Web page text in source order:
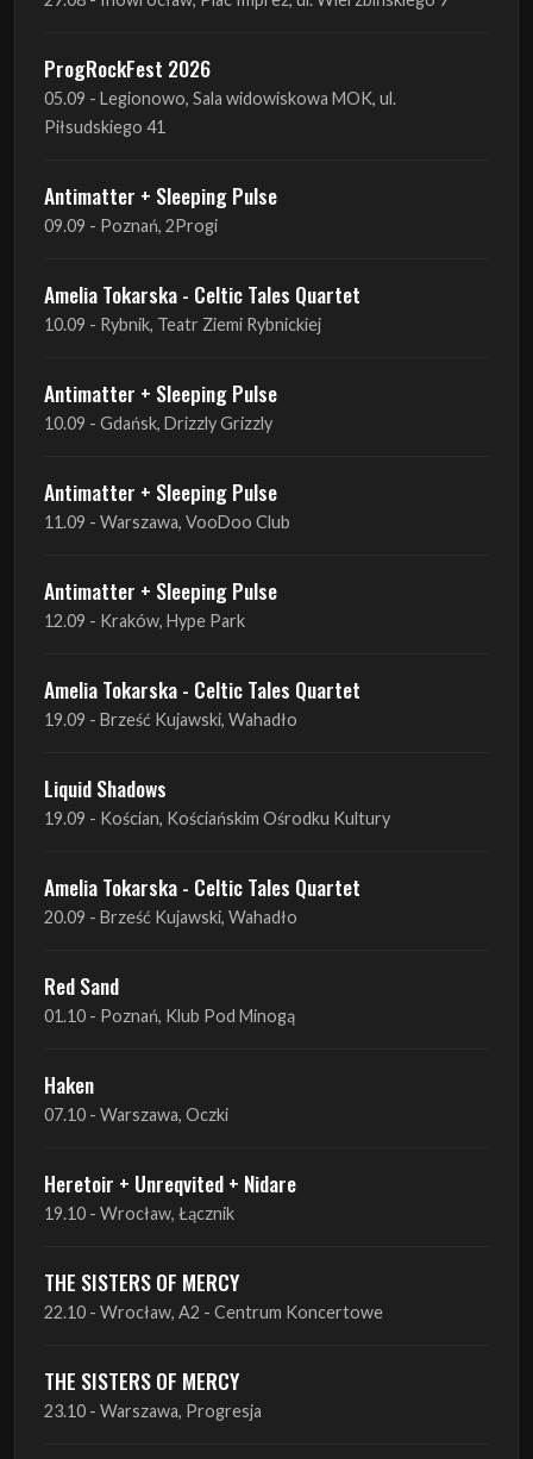
ProgRockFest 2026
05.09 - Legionowo, Sala widowiskowa MOK, ul.
Piłsudskiego 41
Antimatter + Sleeping Pulse
09.09 - Poznań, 2Progi
Amelia Tokarska - Celtic Tales Quartet
10.09 - Rybnik, Teatr Ziemi Rybnickiej
Antimatter + Sleeping Pulse
10.09 - Gdańsk, Drizzly Grizzly
Antimatter + Sleeping Pulse
11.09 - Warszawa, VooDoo Club
Antimatter + Sleeping Pulse
12.09 - Kraków, Hype Park
Amelia Tokarska - Celtic Tales Quartet
19.09 - Brześć Kujawski, Wahadło
Liquid Shadows
19.09 - Kościan, Kościańskim Ośrodku Kultury
Amelia Tokarska - Celtic Tales Quartet
20.09 - Brześć Kujawski, Wahadło
Red Sand
01.10 - Poznań, Klub Pod Minogą
Haken
07.10 - Warszawa, Oczki
Heretoir + Unreqvited + Nidare
19.10 - Wrocław, Łącznik
THE SISTERS OF MERCY
22.10 - Wrocław, A2 - Centrum Koncertowe
THE SISTERS OF MERCY
23.10 - Warszawa, Progresja